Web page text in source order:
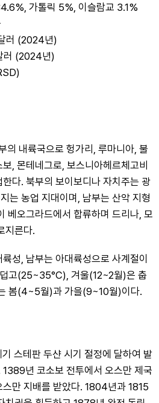
가톨릭 5%, 이슬람교 3.1%
러 (2024년)
러 (2024년)
의 내륙국으로 헝가리, 루마니아, 불
, 몬테네그로, 보스니아헤르체고비
다. 북부의 보이보디나 자치주는 광
는 농업 지대이며, 남부는 산악 지형
베오그라드에서 합류하며 드리나, 모
지른다.
성, 남부는 아대륙성으로 사계절이
고(25~35°C), 겨울(12~2월)은 춥
봄(4~5월)과 가을(9~10월)이다.
스테판 두샨 시기 절정에 달하여 발
년 코소보 전투에서 오스만 제국
만 지배를 받았다. 1804년과 1815